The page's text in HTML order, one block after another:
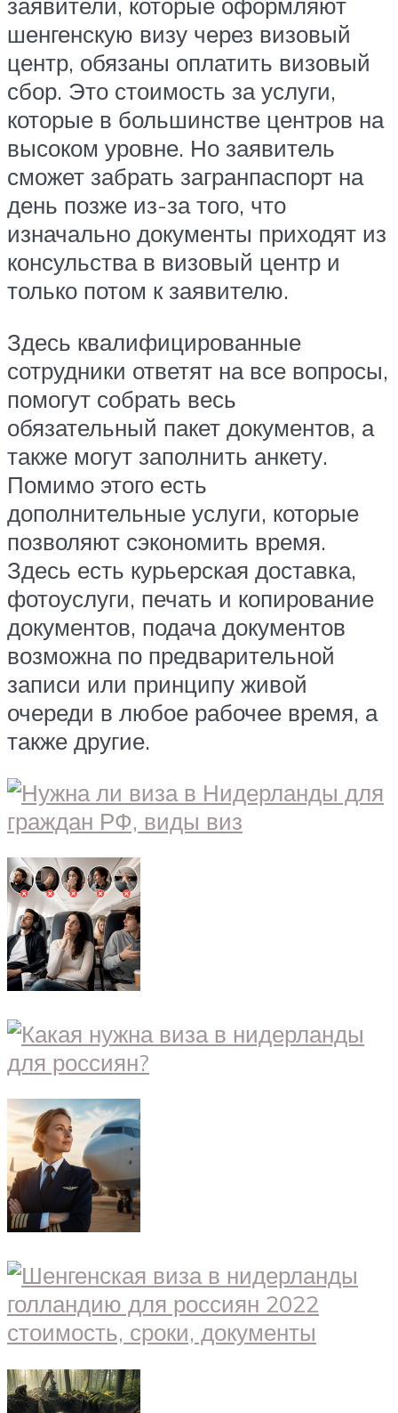
заявители, которые оформляют
шенгенскую визу через визовый
центр, обязаны оплатить визовый
сбор. Это стоимость за услуги,
которые в большинстве центров на
высоком уровне. Но заявитель
сможет забрать загранпаспорт на
день позже из-за того, что
изначально документы приходят из
консульства в визовый центр и
только потом к заявителю.
Здесь квалифицированные
сотрудники ответят на все вопросы,
помогут собрать весь
обязательный пакет документов, а
также могут заполнить анкету.
Помимо этого есть
дополнительные услуги, которые
позволяют сэкономить время.
Здесь есть курьерская доставка,
фотоуслуги, печать и копирование
документов, подача документов
возможна по предварительной
записи или принципу живой
очереди в любое рабочее время, а
также другие.